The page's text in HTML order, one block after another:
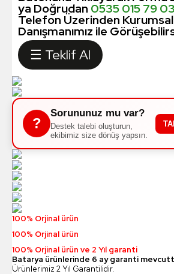
ya Doğrudan 0535 015 79 03
Telefon Üzerinden
Danışmanımız ile
☰ Teklif Al
?
Sorununuz mu var?
Destek talebi oluşturun,
ekibimiz size dönüş yapsın.
100% Orjinal ürün
100% Orjinal ürün
100% Orjinal ürün ve 2 Yıl garanti
Batarya ürünlerinde 6 ay garanti
Ürünlerimiz 2 Yıl Garantilidir.